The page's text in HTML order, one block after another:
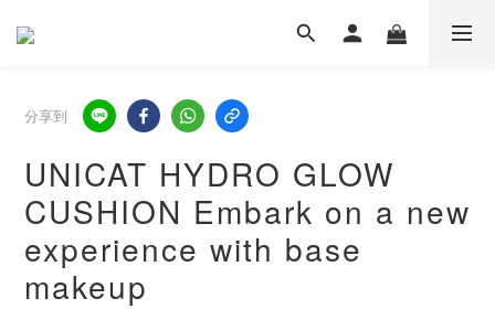
分享到
UNICAT HYDRO GLOW
CUSHION Embark on a new
experience with base
makeup